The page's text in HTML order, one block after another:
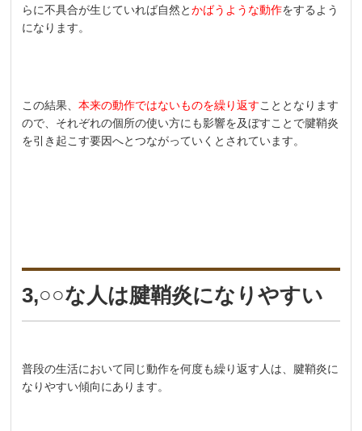
らに不具合が生じていれば自然とかばうような動作をするよう
になります。
この結果、本来の動作ではないものを繰り返すこととなります
ので、それぞれの個所の使い方にも影響を及ぼすことで腱鞘炎
を引き起こす要因へとつながっていくとされています。
3,○○な人は腱鞘炎になりやすい
普段の生活において同じ動作を何度も繰り返す人は、腱鞘炎に
なりやすい傾向にあります。